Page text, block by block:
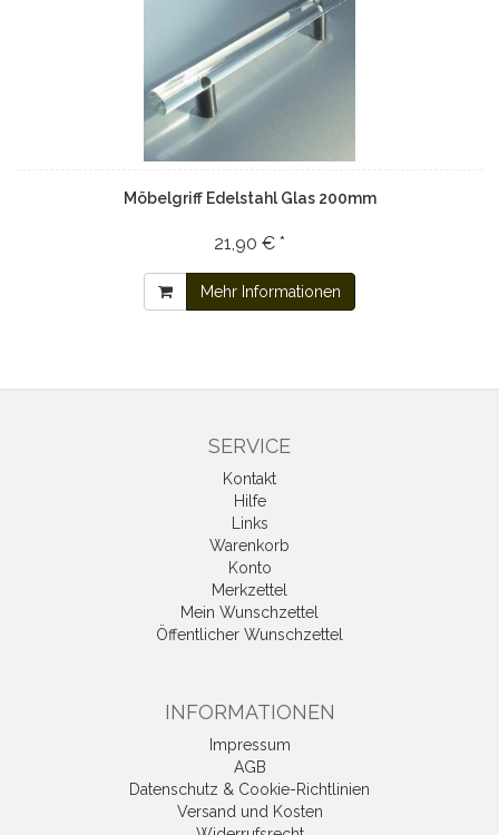
Möbelgriff Edelstahl Glas 200mm
21,90 € *
Mehr Informationen
SERVICE
Kontakt
Hilfe
Links
Warenkorb
Konto
Merkzettel
Mein Wunschzettel
Öffentlicher Wunschzettel
INFORMATIONEN
Impressum
AGB
Datenschutz & Cookie-Richtlinien
Versand und Kosten